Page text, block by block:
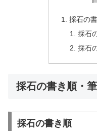
採石の
採石
採石
採石の書き順・
採石の書き順